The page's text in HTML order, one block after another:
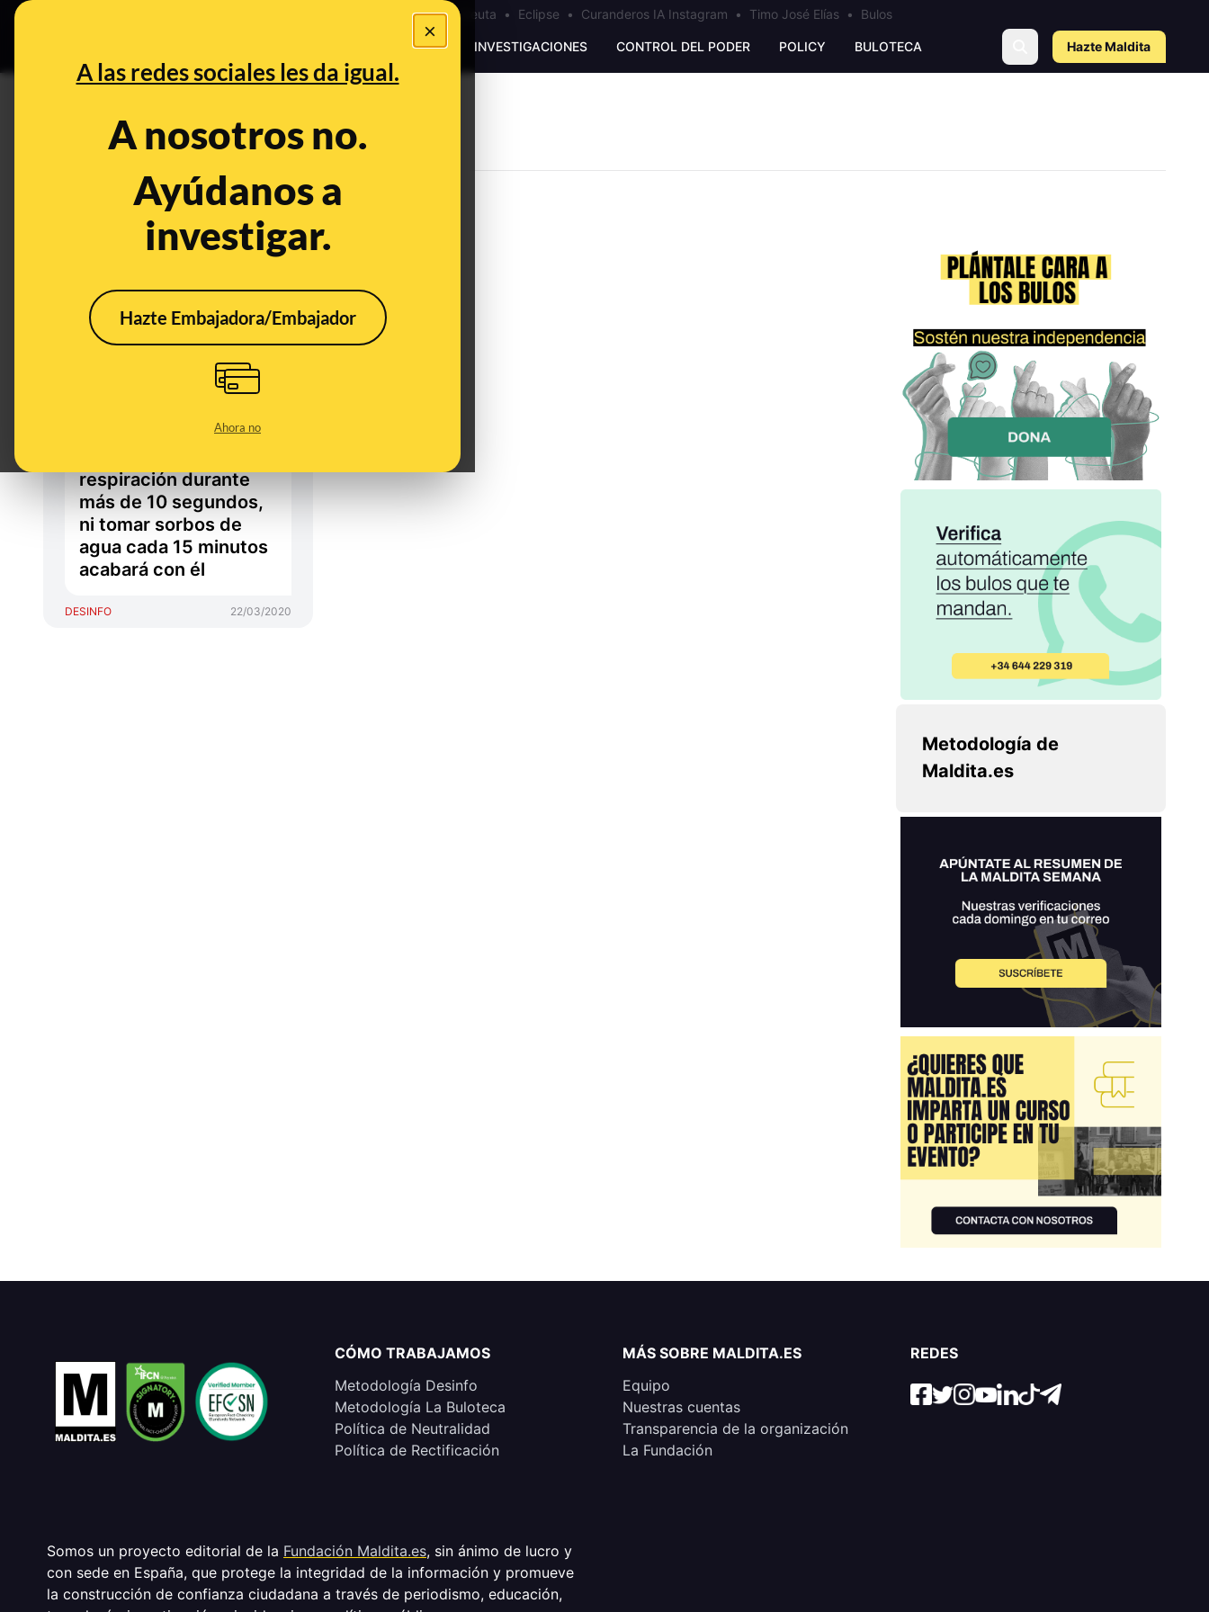
×
A las redes sociales les da igual.
A nosotros no.
Ayúdanos a
investigar.
Hazte Embajadora/Embajador
Ahora no
•Bulos Ceuta • Eclipse • Curanderos IA Instagram • Timo José Elías• Bulos
PREBUNKING INVESTIGACIONES CONTROL DEL PODER POLICY BULOTECA Hazte Maldita
No, no podemos saber
respiración durante
más de 10 segundos,
ni tomar sorbos de
agua cada 15 minutos
acabará con él
DESINFO 22/03/2020
Metodología de
Maldita.es
CÓMO TRABAJAMOS
Metodología Desinfo
Metodología La Buloteca
Política de Neutralidad
Política de Rectificación
MÁS SOBRE MALDITA.ES
Equipo
Nuestras cuentas
Transparencia de la organización
La Fundación
REDES
Somos un proyecto editorial de la Fundación Maldita.es, sin ánimo de lucro y
con sede en España, que protege la integridad de la información y promueve
la construcción de confianza ciudadana a través de periodismo, educación,